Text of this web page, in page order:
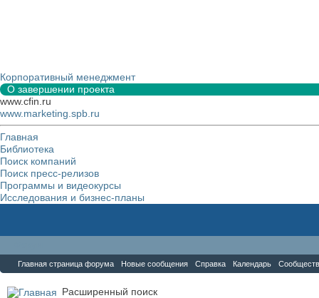
Корпоративный менеджмент
О завершении проекта
www.cfin.ru
www.marketing.spb.ru
Главная
Библиотека
Поиск компаний
Поиск пресс-релизов
Программы и видеокурсы
Исследования и бизнес-планы
Главная страница форума Новые сообщения Справка Календарь
Расширенный поиск